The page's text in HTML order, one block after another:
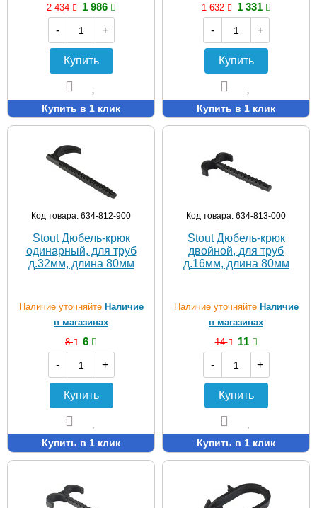
2 434
1 986
-
+
Купить
Купить в 1 клик
1 632
1 331
-
+
Купить
Купить в 1 клик
Код товара: 634-812-900
Stout Дюбель-крюк
одинарный, для труб
д.32мм, длина 80мм
Наличие уточняйте Наличие
в магазинах
8
6
-
+
Купить
Купить в 1 клик
Код товара: 634-813-000
Stout Дюбель-крюк
двойной, для труб
д.16мм, длина 80мм
Наличие уточняйте Наличие
в магазинах
14
11
-
+
Купить
Купить в 1 клик